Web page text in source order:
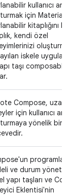
kullanıcı
için Material 3
kitaplığını
kendi özel
iskele
taşı
Compose, uzak
için kullanıcı
yönelik bir
ve durum
yapı taşları ve
Eklentisi'nin